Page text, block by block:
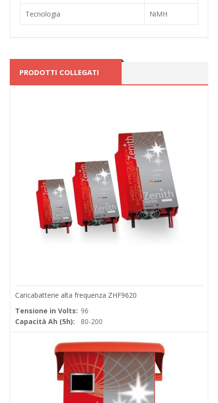
Tecnologia NiMH
PRODOTTI COLLEGATI
Caricabatterie alta frequenza ZHF9620
Tensione in Volts: 96
Capacità Ah (5h):
80-200